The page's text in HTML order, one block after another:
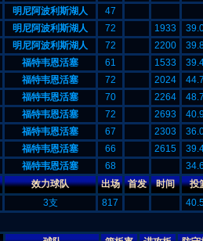
明尼阿波利斯湖人
47
明尼阿波利斯湖人 72 1933
明尼阿波利斯湖人 72 2200
福特韦恩活塞 61 1533
福特韦恩活塞 72 2024
福特韦恩活塞 70 2264
福特韦恩活塞 72 2693
福特韦恩活塞 67 2303
福特韦恩活塞 66 2615
福特韦恩活塞 68
效力球队 出场 首发 时间
投
3支 817